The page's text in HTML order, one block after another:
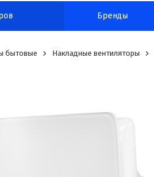
Бренды
бытовые Накладные вентиляторы